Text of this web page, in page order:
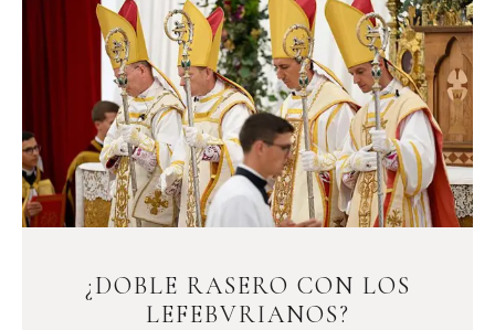
¿DOBLE RASERO CON LOS
LEFEBVRIANOS?